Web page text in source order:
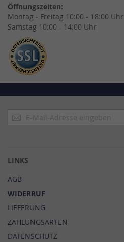
Öffnungszeiten:
Montag - Freitag 10:00 - 18:00 Uhr
Samstag 10:00 - 14:00 Uhr
Anmeldung
zum
LINKS
AGB
WIDERRUF
LIEFERUNG
ZAHLUNGSARTEN
DATENSCHUTZ